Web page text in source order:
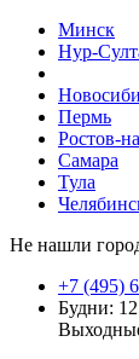
Минск
Нур-
Пермь
Ростов-
Самара
Тула
Не нашли
+7 (495)
Будни: